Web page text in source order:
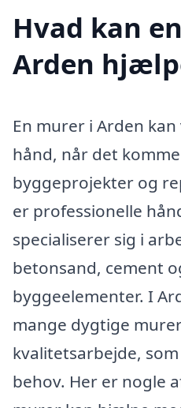
Hvad kan
Arden
En murer i Arden
hånd, når det
byggeprojekter og
er professionelle
specialiserer sig i
betonsand, cement
byggeelementer. I
mange dygtige
kvalitetsarbejde,
behov. Her er nogle